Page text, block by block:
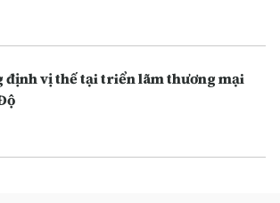
định vị thế tại triển lãm thương mại